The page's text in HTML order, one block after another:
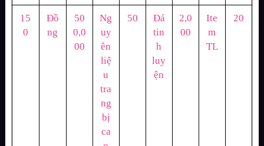
15
0
Đồ
ng
50
0,0
00
Ng
uy
ên
liệ
u
tra
ng
bị
ca
50
Đá
tin
h
luy
ện
2,0
00
Ite
m
TL
20